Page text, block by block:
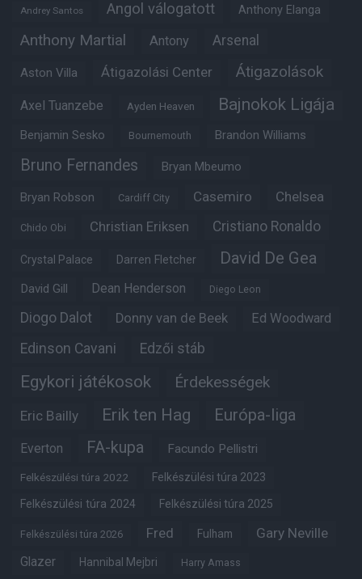
Andrey Santos Angol válogatott Anthony Elanga
Anthony Martial Antony Arsenal
Aston Villa Átigazolási Center Átigazolások
Axel Tuanzebe Ayden Heaven Bajnokok Ligája
Benjamin Sesko Bournemouth Brandon Williams
Bruno Fernandes Bryan Mbeumo
Bryan Robson Cardiff City Casemiro Chelsea
Chido Obi Christian Eriksen Cristiano Ronaldo
Crystal Palace Darren Fletcher David De Gea
David Gill Dean Henderson Diego Leon
Diogo Dalot Donny van de Beek Ed Woodward
Edinson Cavani Edzői stáb
Egykori játékosok Érdekességek
Eric Bailly Erik ten Hag Európa-liga
Everton FA-kupa Facundo Pellistri
Felkészülési túra 2022 Felkészülési túra 2023
Felkészülési túra 2024 Felkészülési túra 2025
Felkészülési túra 2026 Fred Fulham Gary Neville
Glazer Hannibal Mejbri Harry Amass